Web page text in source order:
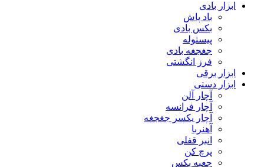
ابزار بادی
باد پاش
بکس بادی
پیستوله
جغجغه بادی
فرز انگشتی
ابزار برقی
ابزار دستی
آچار آلن
آچار فرانسه
آچار یکسر جغجغه
آهنربا
انبر قفلی
پرچ کن
جعبه بکس